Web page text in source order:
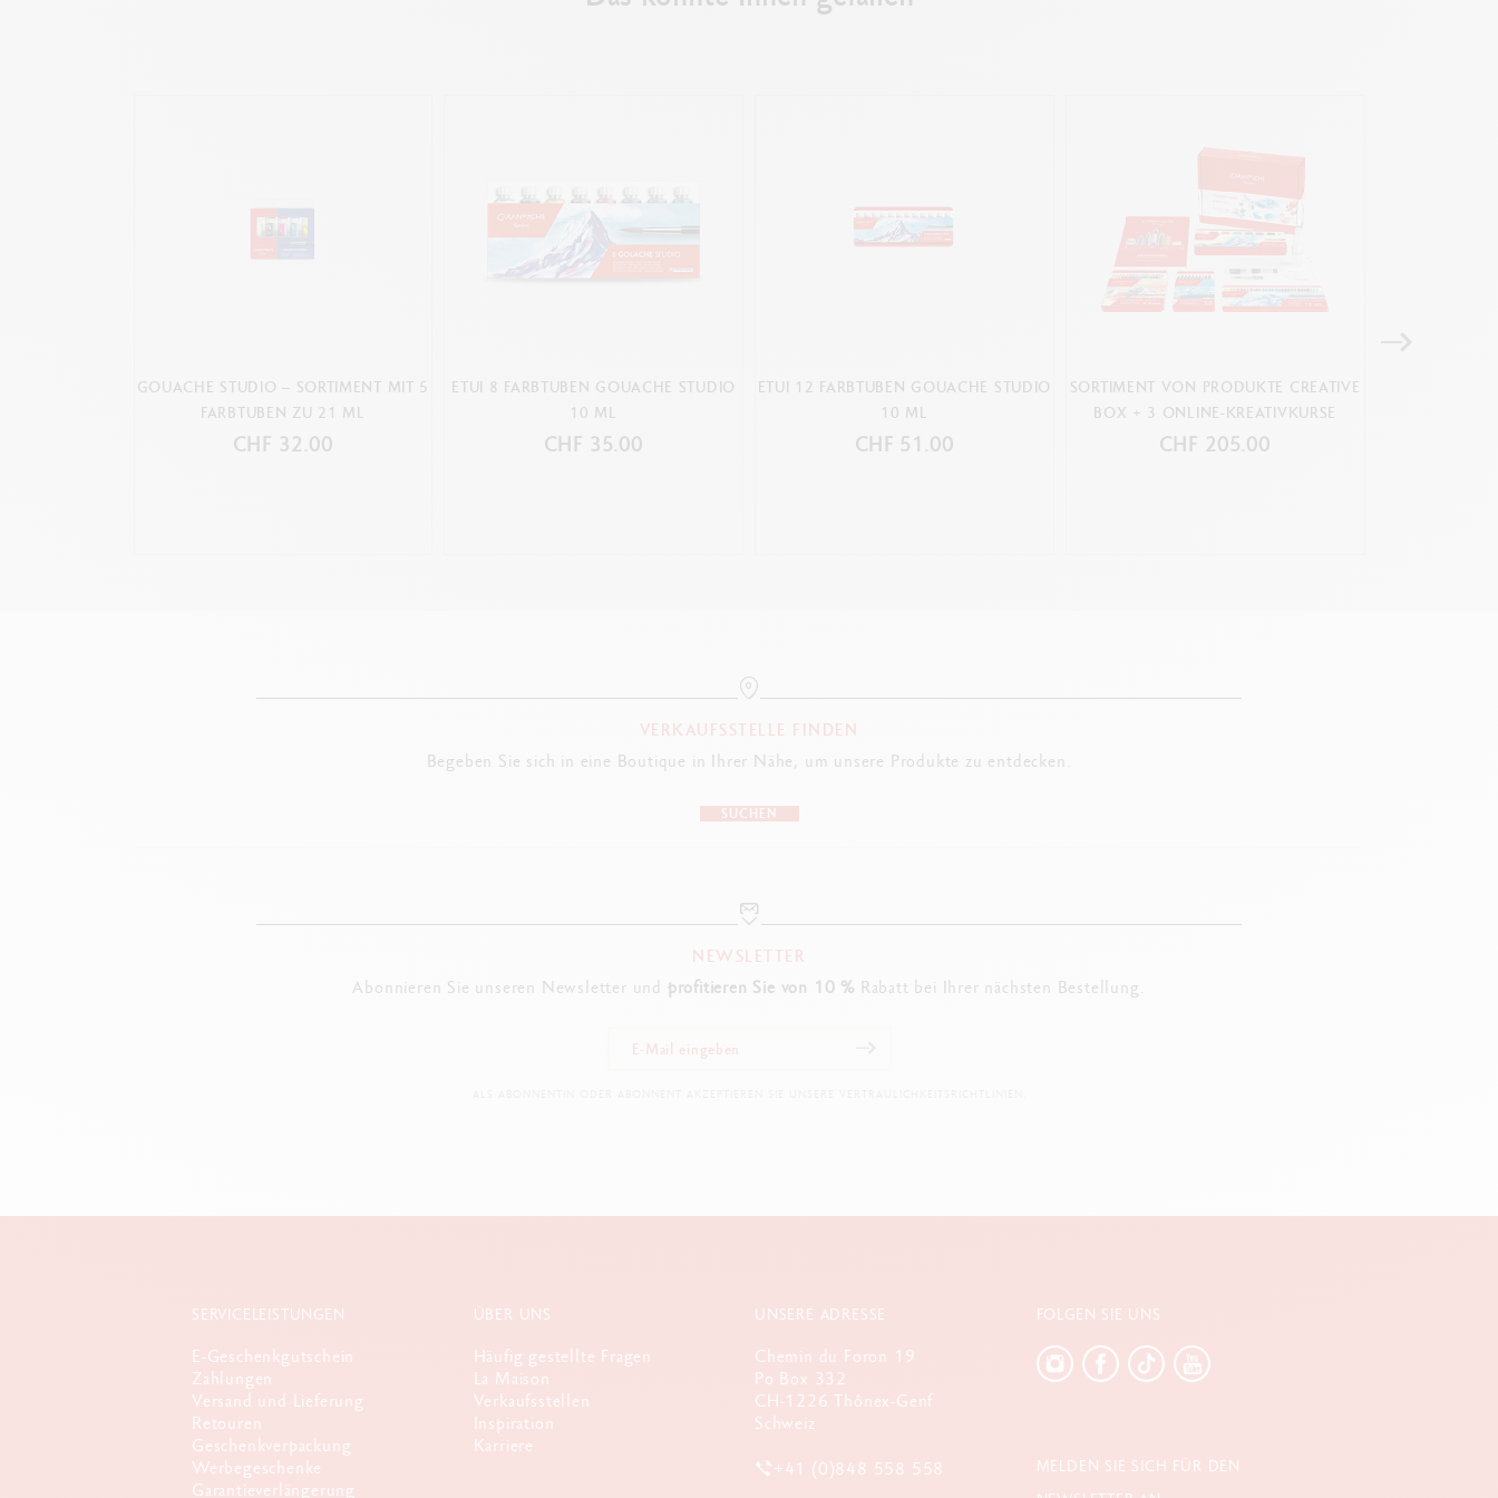
GOUACHE STUDIO – SORTIMENT MIT 5
FARBTUBEN ZU 21 ML
CHF 32.00
ETUI 8 FARBTUBEN GOUACHE STUDIO
10 ML
CHF 35.00
ETUI 12 FARBTUBEN GOUACHE STUDIO
10 ML
CHF 51.00
SORTIMENT VON PRODUKTE CREATIVE
BOX + 3 ONLINE-KREATIVKURSE
CHF 205.00
VERKAUFSSTELLE FINDEN
Begeben Sie sich in eine Boutique in Ihrer Nähe, um unsere Produkte zu entdecken.
SUCHEN
NEWSLETTER
Abonnieren Sie unseren Newsletter und profitieren Sie von 10 % Rabatt bei Ihrer nächsten Bestellung.
SERVICELEISTUNGEN
E-Geschenkgutschein
Zahlungen
Versand und Lieferung
Retouren
Geschenkverpackung
Werbegeschenke
Garantieverlängerung
ÜBER UNS
Häufig gestellte Fragen
La Maison
Verkaufsstellen
Inspiration
Karriere
UNSERE ADRESSE
Chemin du Foron 19
Po Box 332
CH-1226 Thônex-Genf
Schweiz
+41 (0)848 558 558
FOLGEN SIE UNS
MELDEN SIE SICH FÜR DEN